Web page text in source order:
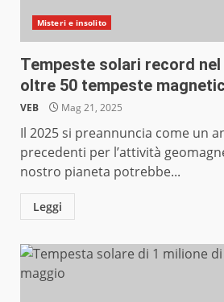
Misteri e insolito
Tempeste solari record
oltre 50 tempeste
VEB Mag 21, 2025
Il 2025 si preannuncia come un
precedenti per l’attività
nostro pianeta potrebbe...
Leggi